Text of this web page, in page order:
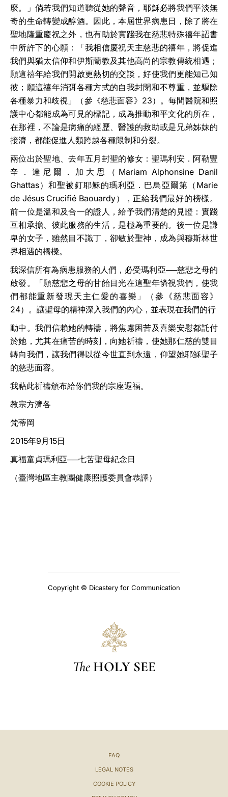
麼。」倘若我們知道聽從她的聲音，耶穌必將我們平淡無
奇的生命轉變成醇酒。因此，本屆世界病患日，除了將在
聖地隆重慶祝之外，也有助於實踐我在慈悲特殊禧年詔書
中所許下的心願：「我相信慶祝天主慈悲的禧年，將促進
我們與猶太信仰和伊斯蘭教及其他高尚的宗教傳統相遇；
願這禧年給我們開啟更熱切的交談，好使我們更能知己知
彼；願這禧年消弭各種方式的自我封閉和不尊重，並驅除
各種暴力和歧視」（參《慈悲面容》 23）。每間醫院和照
護中心都能成為可見的標記，成為推動和平文化的所在，
在那裡，不論是病痛的經歷、醫護的救助或是兄弟姊妹的
接濟，都能促進人類跨越各種限制和分裂。
兩位出於聖地、去年五月封聖的修女：聖瑪利安．阿勒豐
辛．達尼爾．加大思（ Mariam Alphonsine Danil
Ghattas）和聖被釘耶穌的瑪利亞．巴烏亞爾第（ Marie
de Jésus Crucifié Baouardy），正給我們最好的榜樣。
前一位是溫和及合一的證人，給予我們清楚的見證：實踐
互相承擔、彼此服務的生活，是極為重要的。後一位是謙
卑的女子，雖然目不識丁，卻敏於聖神，成為與穆斯林世
界相遇的橋樑。
我深信所有為病患服務的人們，必受瑪利亞──慈悲之母的
啟發。「願慈悲之母的甘飴目光在這聖年憐視我們，使我
們都能重新發現天主仁愛的喜樂」（參《慈悲面容》
24）。讓聖母的精神深入我們的內心，並表現在我們的行
動中。我們信賴她的轉禱，將焦慮困苦及喜樂安慰都託付
於她，尤其在痛苦的時刻，向她祈禱，使她那仁慈的雙目
轉向我們，讓我們得以從今世直到永遠，仰望她耶穌聖子
的慈悲面容。
我藉此祈禱頒布給你們我的宗座遐福。
教宗方濟各
梵蒂岡
2015年9月15日
真福童貞瑪利亞──七苦聖母紀念日
（臺灣地區主教團健康照護委員會恭譯）
Copyright © Dicastery for Communication
The HOLY SEE
FAQ
LEGAL NOTES
COOKIE POLICY